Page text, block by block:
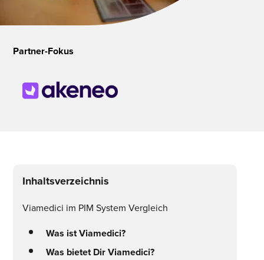
Partner-Fokus
Inhaltsverzeichnis
Viamedici im PIM System Vergleich
Was ist Viamedici?
Was bietet Dir Viamedici?